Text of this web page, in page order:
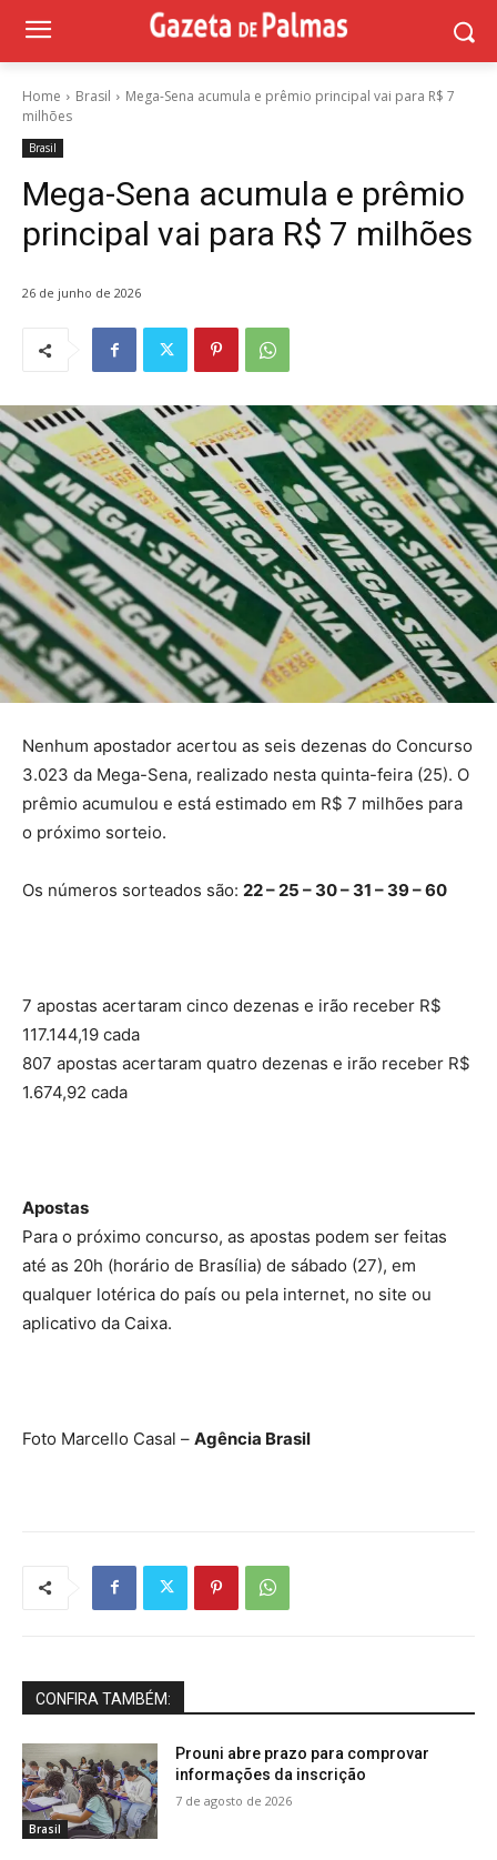
Home Brasil
Mega-Sena acumula e prêmio principal vai para R$ 7
milhões
Brasil
Mega-Sena acumula e prêmio
principal vai para R$ 7 milhões
26 de junho de 2026
Nenhum apostador acertou as seis dezenas do Concurso
3.023 da Mega-Sena, realizado nesta quinta-feira (25). O
prêmio acumulou e está estimado em R$ 7 milhões para
o próximo sorteio.
Os números sorteados são: 22 – 25 – 30 – 31 – 39 – 60
7 apostas acertaram cinco dezenas e irão receber R$
117.144,19 cada
807 apostas acertaram quatro dezenas e irão receber R$
1.674,92 cada
Apostas
Para o próximo concurso, as apostas podem ser feitas
até as 20h (horário de Brasília) de sábado (27), em
qualquer lotérica do país ou pela internet, no site ou
aplicativo da Caixa.
Foto Marcello Casal – Agência Brasil
CONFIRA TAMBÉM:
Brasil
Prouni abre prazo para comprovar
informações da inscrição
7 de agosto de 2026